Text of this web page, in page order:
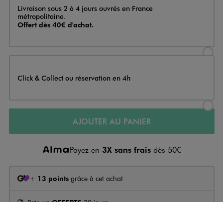
Livraison
Livraison sous 2 à 4 jours ouvrés en France
métropolitaine.
Offert dès 40€ d'achat.
Click & Collect ou réservation en 4h
AJOUTER AU PANIER
Payez en 3X sans frais dès 50€
+ 13 points grâce à cet achat